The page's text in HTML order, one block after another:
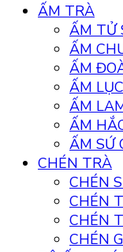
ẤM TRÀ
ẤM TỬ
ẤM
ẤM
ẤM
ẤM
ẤM
ẤM SỨ
CHÉN TRÀ
CHÉN
CHÉN
CHÉN
CHÉN